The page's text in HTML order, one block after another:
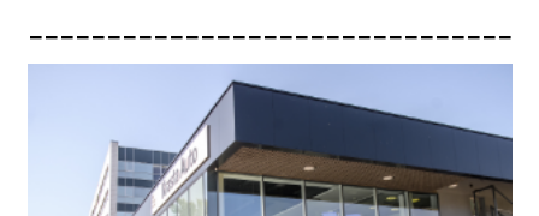
_______________________________